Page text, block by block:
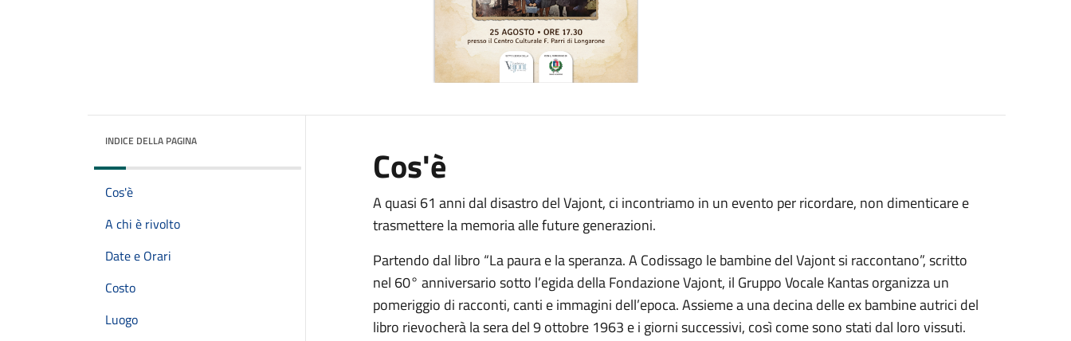
INDICE DELLA PAGINA
Cos'è
A chi è rivolto
Date e Orari
Costo
Luogo
Cos'è
A quasi 61 anni dal disastro del Vajont, ci incontriamo in un evento per ricordare, non dimenticare e
trasmettere la memoria alle future generazioni.
Partendo dal libro “La paura e la speranza. A Codissago le bambine del Vajont si raccontano”, scritto
nel 60° anniversario sotto l’egida della Fondazione Vajont, il Gruppo Vocale Kantas organizza un
pomeriggio di racconti, canti e immagini dell’epoca. Assieme a una decina delle ex bambine autrici del
libro rievocherà la sera del 9 ottobre 1963 e i giorni successivi, così come sono stati dal loro vissuti.